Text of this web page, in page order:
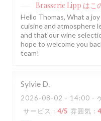
Brasserie Lipp はこ
Hello Thomas, What a
cuisine and atmosphere
and that our wine
hope to welcome you
team!
Sylvie D
2026-08-02 - 14:00 -
サービス : 4/5 雰囲気 : 4